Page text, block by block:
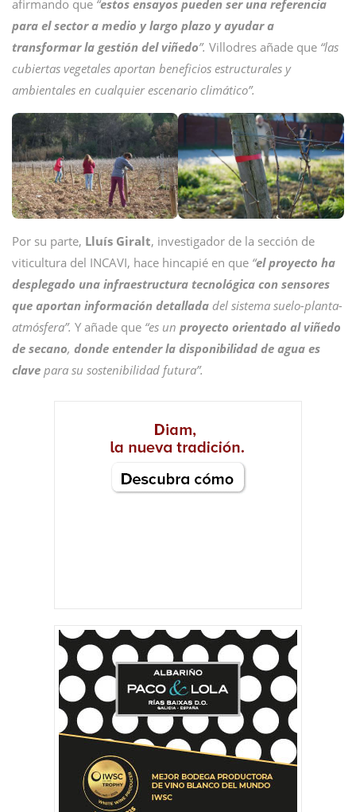
afirmando que “estos ensayos pueden ser una referencia
para el sector a medio y largo plazo y ayudar a
transformar la gestión del viñedo”. Villodres añade que “las
cubiertas vegetales aportan beneficios estructurales y
ambientales en cualquier escenario climático”.
Por su parte, Lluís Giralt, investigador de la sección de
viticultura del INCAVI, hace hincapié en que “el proyecto ha
desplegado una infraestructura tecnológica con sensores
que aportan información detallada del sistema suelo-planta-
atmósfera”. Y añade que “es un proyecto orientado al viñedo
de secano, donde entender la disponibilidad de agua es
clave para su sostenibilidad futura”.